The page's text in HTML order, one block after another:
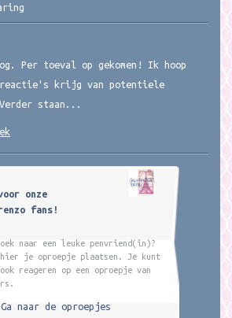
Per toeval op gekomen! Ik hoop
reactie's krijg van potentiele
staan...
onze
fans!
naar een leuke penvriend(in)?
hier je oproepje plaatsen. Je kunt
reageren op een oproepje van
Ga naar de oproepjes